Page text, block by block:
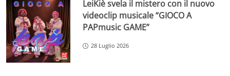
LeiKiè svela il mistero con il nuovo
videoclip musicale “GIOCO A
PAPmusic GAME”
28 Luglio 2026